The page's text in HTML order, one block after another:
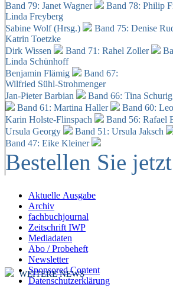
Band 79: Janet Wagner Band 78: Philip
Linda Freyberg
Sabine Wolf (Hrsg.)
Band 75: Denise
Katrin Toetzke
Dirk Wissen
Band 71: Rahel Zoller
Linda Schünhoff
Benjamin Flämig
Band 67:
Wilfried Sühl-Strohmenger
Jan-Pieter Barbian
Band 66: Tina Schurig
Band 61: Martina Haller
Band 60:
Karin Holste-Flinspach
Band 56: Rafael
Ursula Georgy
Band 51: Ursula Jaksch
Band 47: Eike Kleiner
Bestellen Sie
Aktuelle Ausgabe
Archiv
fachbuchjournal
Zeitschrift IWP
Mediadaten
Abo / Probeheft
Newsletter
Sponsored Content
Datenschutzerklärung
WEITERE NEWS